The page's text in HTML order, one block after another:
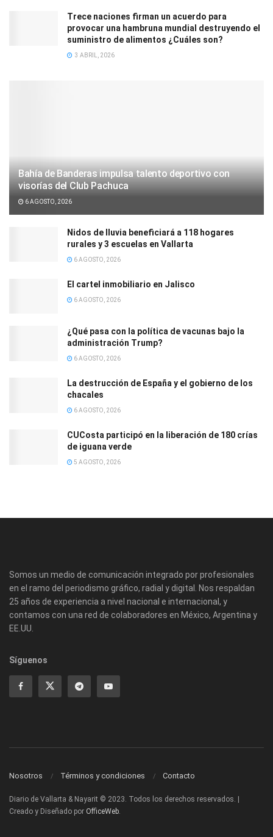
Trece naciones firman un acuerdo para
provocar una hambruna mundial destruyendo el
suministro de alimentos ¿Cuáles son?
3 ABRIL, 2026
Bahía de Banderas impulsa talento deportivo con
visorías del Club Pachuca
6 AGOSTO, 2026
Nidos de lluvia beneficiará a 118 hogares
rurales y 3 escuelas en Vallarta
6 AGOSTO, 2026
El cartel inmobiliario en Jalisco
6 AGOSTO, 2026
¿Qué pasa con la política de vacunas bajo la
administración Trump?
6 AGOSTO, 2026
La destrucción de España y el gobierno de los
chacales
6 AGOSTO, 2026
CUCosta participó en la liberación de 180 crías
de iguana verde
5 AGOSTO, 2026
Somos un medio de comunicación integrado por profesionales
en el ramo del periodismo gráfico, radial y digital. Nos respaldan
25 años de experiencia a nivel nacional e internacional, y
contamos con una red de colaboradores en México, Argentina y
EE.UU.
Síguenos
Nosotros Términos y condiciones Contacto
Diario de Vallarta & Nayarit © 2023. Todos los derechos reservados. |
Creado y Diseñado por OfficeWeb.